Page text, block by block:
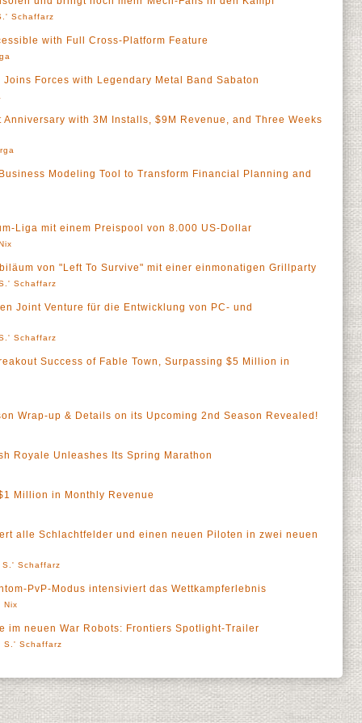
Schaffarz
with Full Cross-Platform Feature
Joins Forces with Legendary Metal Band Sabaton
with 3M Installs, $9M Revenue, and Three Weeks
Modeling Tool to Transform Financial Planning and
Liga mit einem Preispool von 8.000 US-Dollar
von "Left To Survive" mit einer einmonatigen Grillparty
Schaffarz
Joint Venture für die Entwicklung von PC- und
Schaffarz
Success of Fable Town, Surpassing $5 Million in
Wrap-up & Details on its Upcoming 2nd Season Revealed!
Royale Unleashes Its Spring Marathon
Million in Monthly Revenue
alle Schlachtfelder und einen neuen Piloten in zwei neuen
S.' Schaffarz
PvP-Modus intensiviert das Wettkampferlebnis
Nix
im neuen War Robots: Frontiers Spotlight-Trailer
S.' Schaffarz